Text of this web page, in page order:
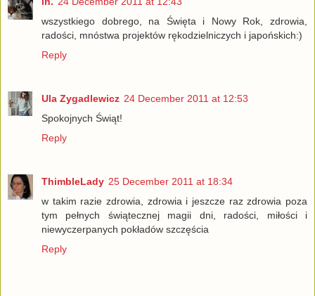
wszystkiego dobrego, na Święta i Nowy Rok, zdrowia,
radości, mnóstwa projektów rękodzielniczych i japońskich:)
Reply
Ula Zygadlewicz 24 December 2011 at 12:53
Spokojnych Świąt!
Reply
ThimbleLady 25 December 2011 at 18:34
w takim razie zdrowia, zdrowia i jeszcze raz zdrowia poza
tym pełnych świątecznej magii dni, radości, miłości i
niewyczerpanych pokładów szczęścia
Reply